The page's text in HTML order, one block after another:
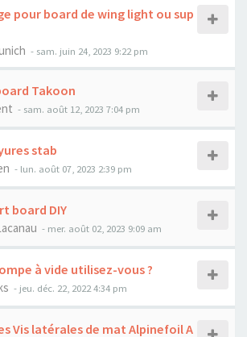
pour board de wing light ou sup
- sam. juin 24, 2023 9:22 pm
Takoon
- sam. août 12, 2023 7:04 pm
stab
- lun. août 07, 2023 2:39 pm
board DIY
- mer. août 02, 2023 9:09 am
à vide utilisez-vous ?
- jeu. déc. 22, 2022 4:34 pm
Vis latérales de mat Alpinefoil A